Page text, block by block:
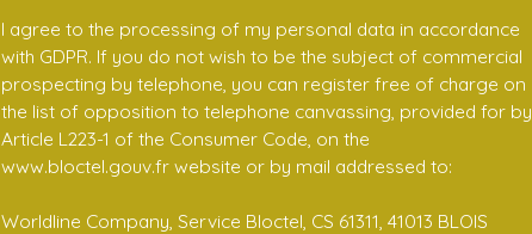
I agree to the processing of my personal data in accordance
with GDPR. If you do not wish to be the subject of commercial
prospecting by telephone, you can register free of charge on
the list of opposition to telephone canvassing, provided for by
Article L223-1 of the Consumer Code, on the
www.bloctel.gouv.fr website or by mail addressed to:
Worldline Company, Service Bloctel, CS 61311, 41013 BLOIS